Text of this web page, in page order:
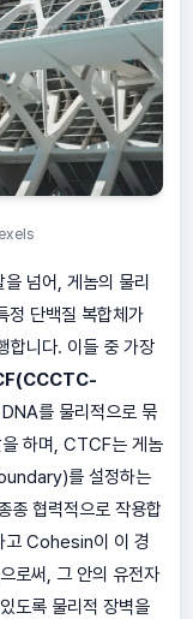
넘어, 게놈의 물리
정 단백질 복합체가
합니다. 이들 중 가장
를 물리적으로 묶
하며, CTCF는 게놈
를 설정하는
종 협력적으로 작용합
고 Cohesin이 이 경
로써, 그 안의 유전자
도록 물리적 장벽을